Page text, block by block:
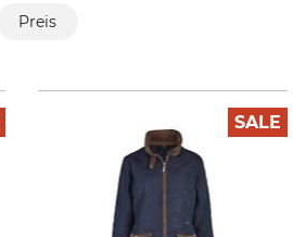
Preis
SALE